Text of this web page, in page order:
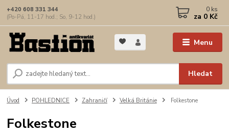
Menu
Hledat
+420 608 331 344
(Po-Pá, 11-17 hod.; So, 9-12 hod.)
0 ks
za 0 Kč
Úvod POHLEDNICE Zahraničí Velká Británie Folkestone
Folkestone